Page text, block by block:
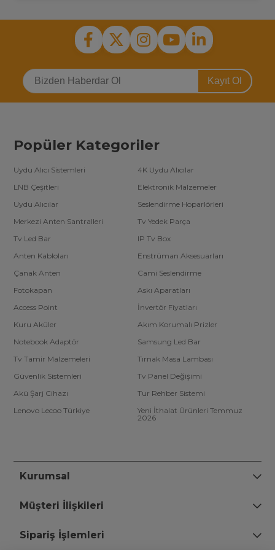
3000'den fazla ürün çeşidiyle tv led bar kategorisinde lider olan
firmamız, sektördeki ar-ge çalışmalarına verdiği önemle yenilikçi
çözümler sunmaktadır. Toptan tv yedek parça satın almak isteyen
tv led bar toptan fiyatları ile cazip teklifler
Kayıt Ol
Popüler Kategoriler
Uydu Alıcı Sistemleri
4K Uydu Alıcılar
LNB Çeşitleri
Elektronik Malzemeler
Uydu Alıcılar
Seslendirme Hoparlörleri
Merkezi Anten Santralleri
Tv Yedek Parça
Tv Led Bar
IP Tv Box
Anten Kabloları
Enstrüman Aksesuarları
Çanak Anten
Cami Seslendirme
Fotokapan
Askı Aparatları
Access Point
İnvertör Fiyatları
Kuru Aküler
Akım Korumalı Prizler
Notebook Adaptör
Samsung Led Bar
Tv Tamir Malzemeleri
Tırnak Masa Lambası
Güvenlik Sistemleri
Tv Panel Değişimi
Akü Şarj Cihazı
Tur Rehber Sistemi
Lenovo Lecoo Türkiye
Yeni İthalat Ürünleri Temmuz
2026
Kurumsal
Müşteri İlişkileri
Sipariş İşlemleri